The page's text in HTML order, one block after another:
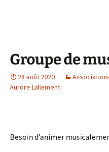
Groupe de
28 août 2020
Aurore Lallement
Besoin d’animer